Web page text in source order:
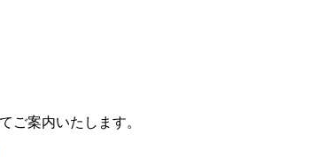
ご案内いたします。